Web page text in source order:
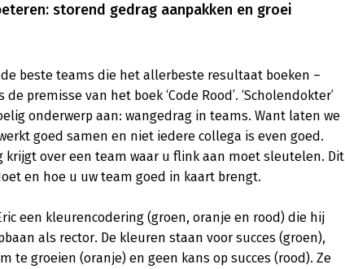
storend gedrag aanpakken en groei
beste teams die het allerbeste resultaat boeken –
premisse van het boek ‘Code Rood’. ‘Scholendokter’
onderwerp aan: wangedrag in teams. Want laten we
goed samen en niet iedere collega is even goed.
krijgt over een team waar u flink aan moet sleutelen. Dit
en hoe u uw team goed in kaart brengt.
een kleurencodering (groen, oranje en rood) die hij
als rector. De kleuren staan voor succes (groen),
te groeien (oranje) en geen kans op succes (rood). Ze